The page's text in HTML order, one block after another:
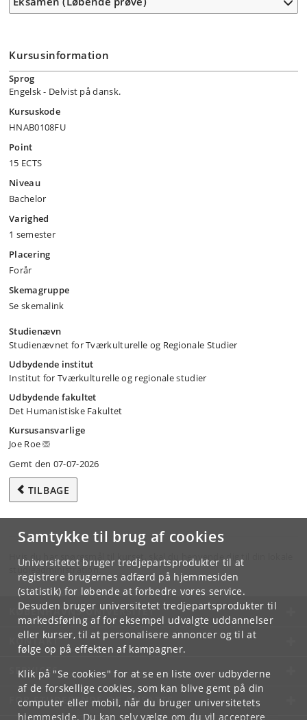
Samtykke til brug af cookies
Universitetet bruger tredjepartsprodukter til at
registrere brugernes adfærd på hjemmesiden
(statistik) for løbende at forbedre vores service.
Desuden bruger universitetet tredjepartsprodukter til
markedsføring af for eksempel udvalgte uddannelser
eller kurser, til at personalisere annoncer og til at
følge op på effekten af kampagner.
Klik på "Se cookies" for at se en liste over udbyderne
af de forskellige cookies, som kan blive gemt på din
computer eller mobil, når du bruger universitetets
hjemmeside. Du kan selv vælge om du vil acceptere
Kursusinformation
Sprog
Engelsk- Delvist på dansk.
Kursuskode
HNAB0108FU
Point
15 ECTS
Niveau
Bachelor
Varighed
1 semester
Placering
Forår
Skemagruppe
Se skemalink
Studienævn
Studienævnet for Tværkulturelle og Regionale Studier
Udbydende institut
Institut for Tværkulturelle og regionale studier
Udbydende fakultet
Det Humanistiske Fakultet
Kursusansvarlige
Joe Roe
Gemt den 07-07-2026
TILBAGE
Hvis du har spørgsmål til kurset, skal du henvende dig til din lokale
studieadministration.
KØBENHAVNS UNIVERSITET
KONTAKT
SERVICES
FOR STUDERENDE OG ANSATTE